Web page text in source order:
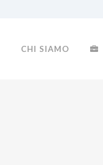
CHI SIAMO